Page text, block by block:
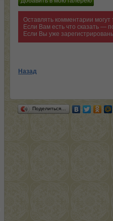
Оставлять комментарии могут
Если Вам есть что сказать —
Если Вы уже
Назад
Поделиться…